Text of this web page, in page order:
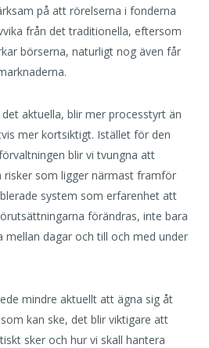
på att rörelserna i fonderna
från det traditionella, eftersom
börserna, naturligt nog även får
aktuella, blir mer processtyrt än
mer kortsiktigt. Istället för den
blir vi tvungna att
risker som ligger närmast framför
system som erfarenhet att
förändras, inte bara
dagar och till och med under
mindre aktuellt att ägna sig åt
kan ske, det blir viktigare att
sker och hur vi skall hantera